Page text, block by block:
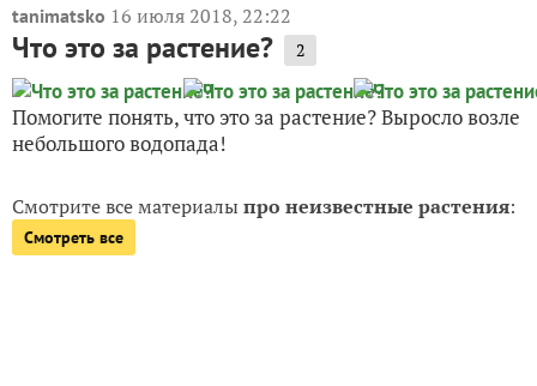
tanimatsko 16 июля 2018, 22:22
Что это за растение? 2
Помогите понять, что это за растение? Выросло возле
небольшого водопада!
Смотрите все материалыпро неизвестные растения:
Смотреть все